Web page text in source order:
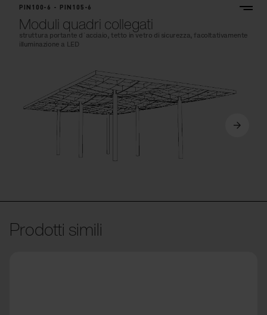
PIN100-6 - PIN105-6
Moduli quadri collegati
struttura portante d´acciaio, tetto in vetro di sicurezza, facoltativamente
illuminazione a LED
Prodotti simili